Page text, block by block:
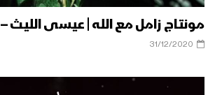
مونتاج زامل مع الله | عيسى الليث – 1442هـ
31/12/2020